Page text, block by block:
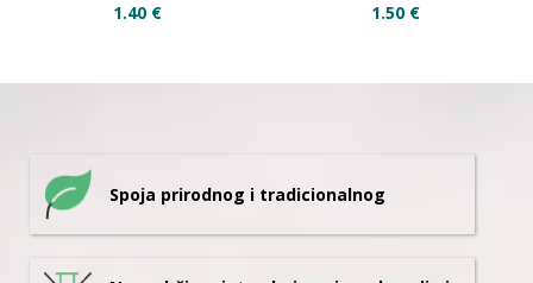
1.40 €
1.50 €
Spoja prirodnog i tradicionalnog